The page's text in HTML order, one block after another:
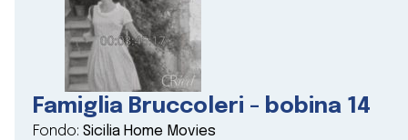
Famiglia Bruccoleri - bobina 14
Fondo: Sicilia Home Movies